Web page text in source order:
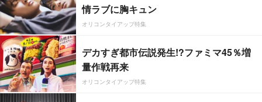
情ラブに胸キュン
オリコンタイアップ特集
デカすぎ都市伝説発生!?ファミマ45％増
量作戦再来
オリコンタイアップ特集